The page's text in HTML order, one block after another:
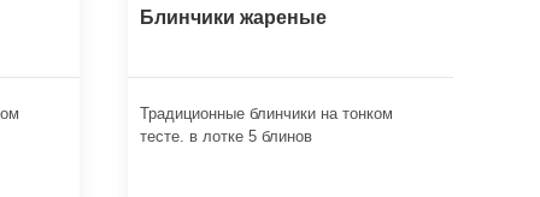
Блинчики жареные
Традиционные блинчики на тонком
тесте. в лотке 5 блинов